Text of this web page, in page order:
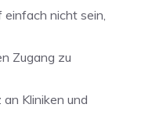
einfach nicht sein,
Zugang zu
Kliniken und